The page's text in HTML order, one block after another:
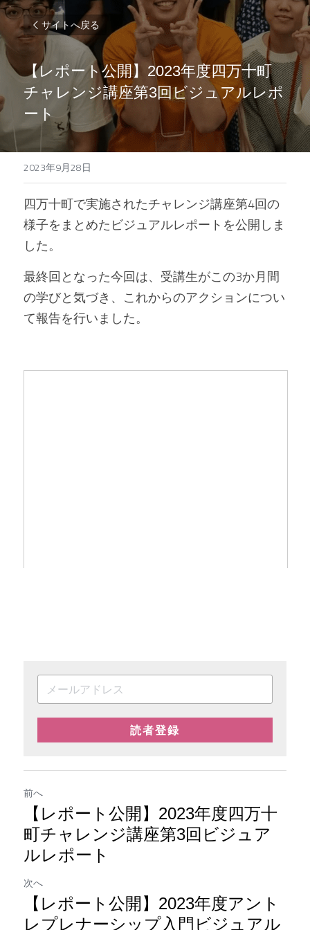
サイトへ戻る
【レポート公開】2023年度四万十町
チャレンジ講座第3回ビジュアルレポ
ート
2023年9月28日
四万十町で実施されたチャレンジ講座第4回の
様子をまとめたビジュアルレポートを公開しま
した。
最終回となった今回は、受講生がこの3か月間
の学びと気づき、これからのアクションについ
て報告を行いました。
読者登録
前へ
【レポート公開】2023年度四万十
町チャレンジ講座第3回ビジュア
ルレポート
次へ
【レポート公開】2023年度アント
レプレナーシップ入門ビジュアル